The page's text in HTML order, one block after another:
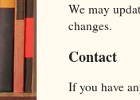
We may
changes.
Contact
If you have